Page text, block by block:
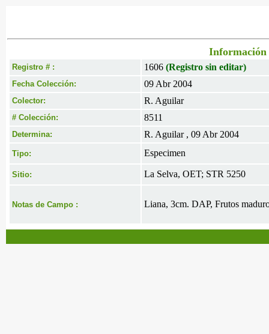
Información
Registro # : 1606 (Registro sin editar)
Fecha Colección: 09 Abr 2004
Colector: R. Aguilar
# Colección: 8511
Determina: R. Aguilar , 09 Abr 2004
Tipo: Especimen
Sitio: La Selva, OET; STR 5250
Notas de Campo : Liana, 3cm. DAP, Frutos